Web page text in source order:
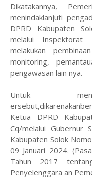
Dikatakannya,
menindaklanjuti
DPRD Kabupaten
melalui Inspektorat
melakukan
monitoring,
pengawasan lain nya.
Untuk
Ketua DPRD
Cq/melalui Gubernur
Kabupaten Solok
09 Januari 2024.
Tahun 2017
Penyelenggara an